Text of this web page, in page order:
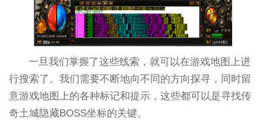
一旦我们掌握了这些线索，就可以在游戏地图上进
行搜索了。我们需要不断地向不同的方向探寻，同时留
意游戏地图上的各种标记和提示，这些都可以是寻找传
奇土城隐藏BOSS坐标的关键。